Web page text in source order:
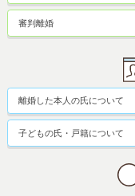
審判離婚
離婚した本人の氏について
子どもの氏・戸籍について